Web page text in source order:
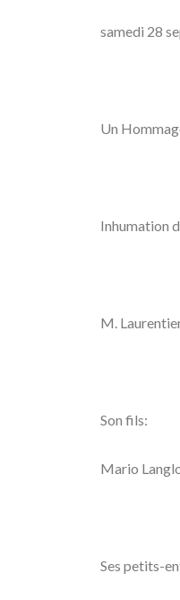
samedi 28
Un
Inhumation
M.
Son fils:
Mario
Ses petits-